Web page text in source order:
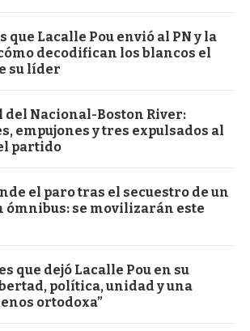
que Lacalle Pou envió al PN y la
decodifican los blancos el
su líder
del Nacional-Boston River:
empujones y tres expulsados al
partido
el paro tras el secuestro de un
ómnibus: se movilizarán este
que dejó Lacalle Pou en su
política, unidad y una
ortodoxa”